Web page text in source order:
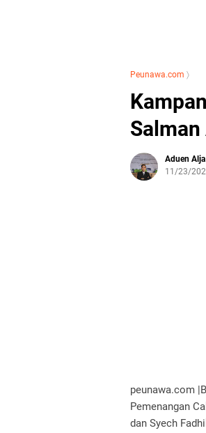
Peunawa.com 〉
Aduen Alja
11/23/
peunawa.com
Pemenangan
dan Syech